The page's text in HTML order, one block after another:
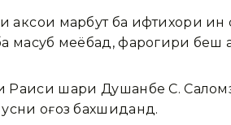
марбут ба ифтихори ин
маҳсуб меёбад, фарогири беш
Раиси шаҳри Душанбе С.
оғоз бахшиданд.